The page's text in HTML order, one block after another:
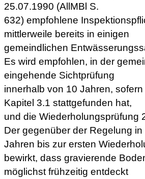
25.07.1990 (AllMBl S.
632) empfohlene
mittlerweile bereits in einigen
gemeindlichen
Es wird empfohlen, in der
eingehende Sichtprüfung
innerhalb von 10 Jahren,
Kapitel 3.1 stattgefunden hat,
und die Wiederholungsprüfung
Der gegenüber der Regelung
Jahren bis zur ersten
bewirkt, dass gravierende
möglichst frühzeitig entdeckt